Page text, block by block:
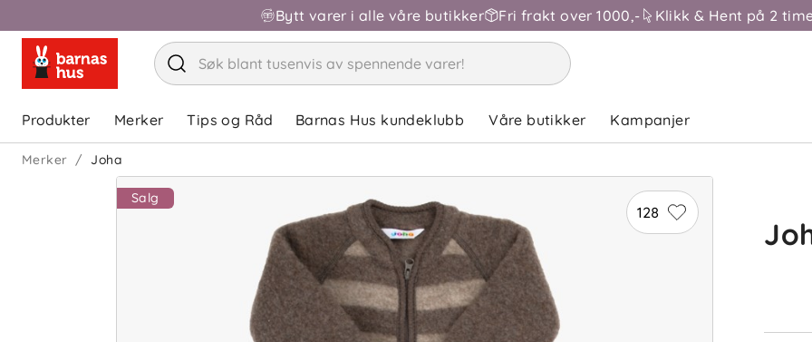
Bytt varer i alle våre butikker Fri frakt over 1000,- Klikk & Hent på 2
Produkter Merker Tips og Råd Barnas Hus kundeklubb Våre butikker Kampanjer
Merker Joha
128
Salg